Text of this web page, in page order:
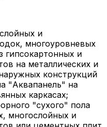
и
многоуровневых
гипсокартонных и
на металлических и
конструкций
"Аквапанель" на
каркасах;
"сухого" пола
многослойных и